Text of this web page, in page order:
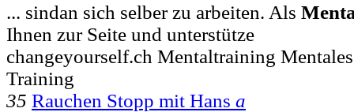
... sindan sich selber zu arbeiten. Als
Ihnen zur Seite und unterstütze
changeyourself.ch Mentaltraining
Training
35 Rauchen Stopp mit Hans a